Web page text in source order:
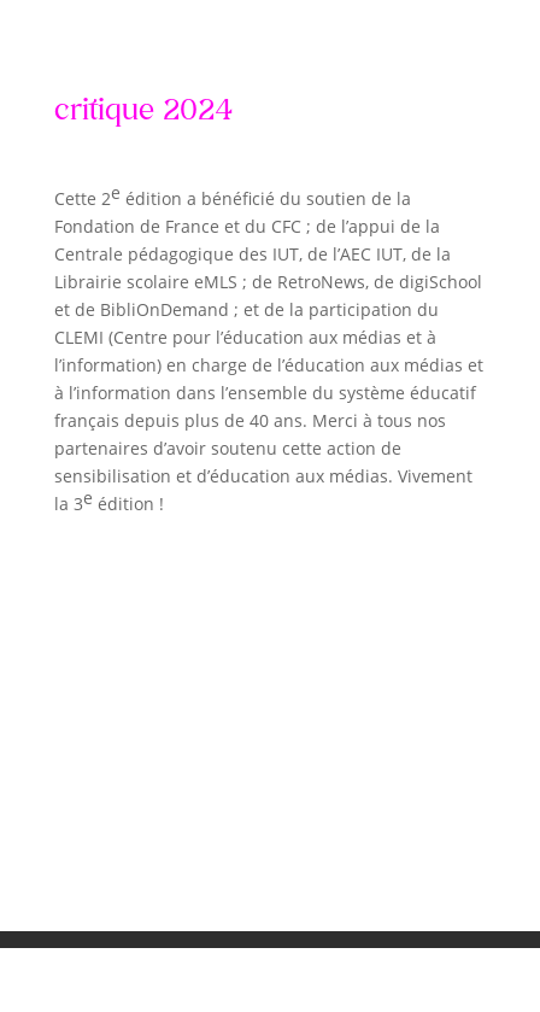
critique 2024
Cette 2e édition a bénéficié du soutien de la
Fondation de France et du CFC ; de l’appui de la
Centrale pédagogique des IUT, de l’AEC IUT, de la
Librairie scolaire eMLS ; de RetroNews, de digiSchool
et de BibliOnDemand ; et de la participation du
CLEMI (Centre pour l’éducation aux médias et à
l’information) en charge de l’éducation aux médias et
à l’information dans l’ensemble du système éducatif
français depuis plus de 40 ans. Merci à tous nos
partenaires d’avoir soutenu cette action de
sensibilisation et d’éducation aux médias. Vivement
la 3e édition !